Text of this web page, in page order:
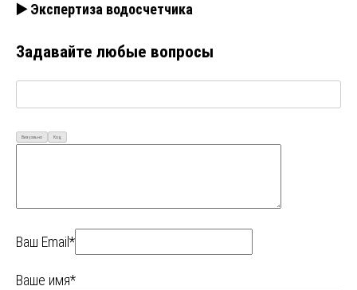
▶️ Экспертиза водосчетчика
Задавайте любые вопросы
Визуально Код
Ваш Email*
Ваше имя*